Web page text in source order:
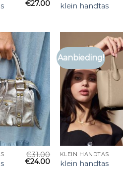
€27.00 klein handtas
€31.00
€24.00
Aanbieding!
KLEIN HANDTAS
klein handtas